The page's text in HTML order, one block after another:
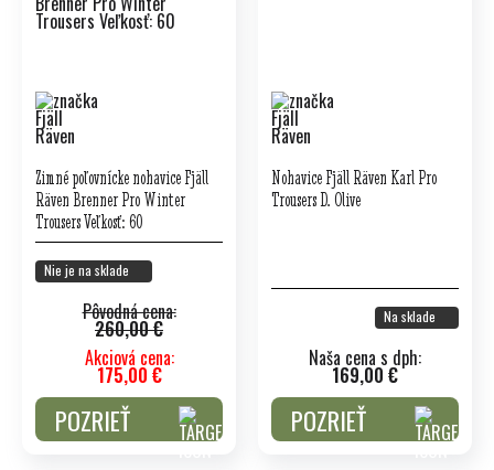
Zimné poľovnícke nohavice Fjäll
Räven Brenner Pro Winter
Trousers Veľkosť: 60
Nie je na sklade
Pôvodná cena:
260,00 €
Akciová cena:
175,00 €
POZRIEŤ
Nohavice Fjäll Räven Karl Pro
Trousers D. Olive
Na sklade
Naša cena s dph:
169,00 €
POZRIEŤ